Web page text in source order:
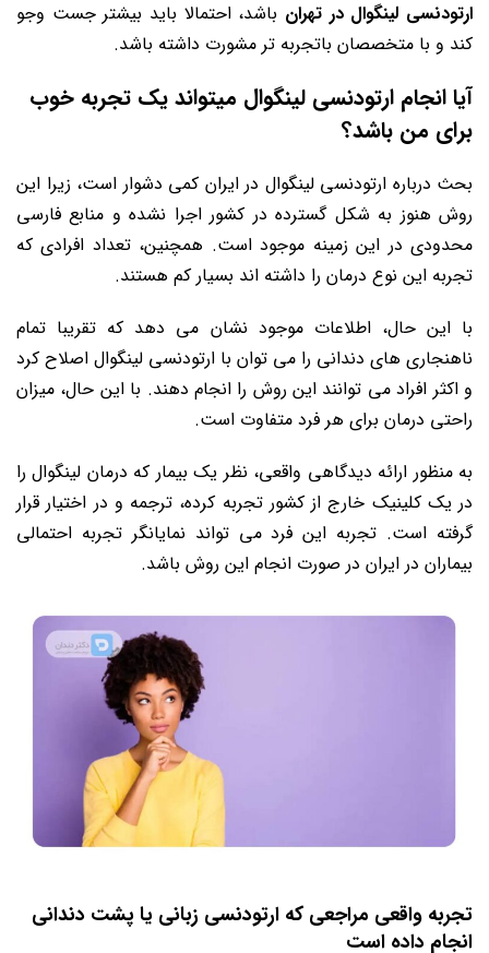
ارتودنسی لینگوال در تهران باشد، احتمالا باید بیشتر جست وجو
کند و با متخصصان باتجربه تر مشورت داشته باشد.
آیا انجام ارتودنسی لینگوال میتواند یک تجربه خوب
برای من باشد؟
بحث درباره ارتودنسی لینگوال در ایران کمی دشوار است، زیرا این
روش هنوز به شکل گسترده در کشور اجرا نشده و منابع فارسی
محدودی در این زمینه موجود است. همچنین، تعداد افرادی که
تجربه این نوع درمان را داشته اند بسیار کم هستند.
با این حال، اطلاعات موجود نشان می دهد که تقریبا تمام
ناهنجاری های دندانی را می توان با ارتودنسی لینگوال اصلاح کرد
و اکثر افراد می توانند این روش را انجام دهند. با این حال، میزان
راحتی درمان برای هر فرد متفاوت است.
به منظور ارائه دیدگاهی واقعی، نظر یک بیمار که درمان لینگوال را
در یک کلینیک خارج از کشور تجربه کرده، ترجمه و در اختیار قرار
گرفته است. تجربه این فرد می تواند نمایانگر تجربه احتمالی
بیماران در ایران در صورت انجام این روش باشد.
تجربه واقعی مراجعی که ارتودنسی زبانی یا پشت دندانی
انجام داده است